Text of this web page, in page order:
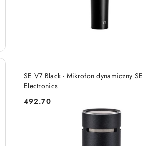
SE V7 Black - Mikrofon dynamiczny SE
Electronics
Cena:
492.70
DO KOSZYKA